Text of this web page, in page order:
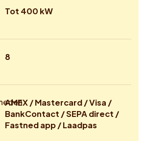
Tot 400 kW
8
AMEX / Mastercard / Visa /
BankContact / SEPA direct /
Fastned app / Laadpas